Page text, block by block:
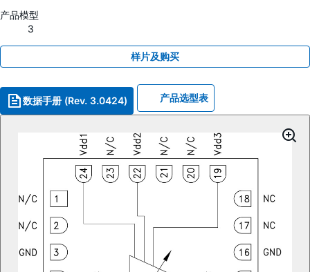
产品模型
3
样片及购买
数据手册 (Rev. 3.0424) 产品选型表